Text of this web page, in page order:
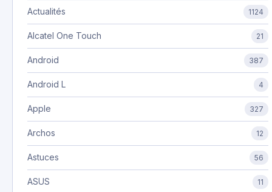
Actualités 1124
Alcatel One Touch 21
Android 387
Android L 4
Apple 327
Archos 12
Astuces 56
ASUS 11